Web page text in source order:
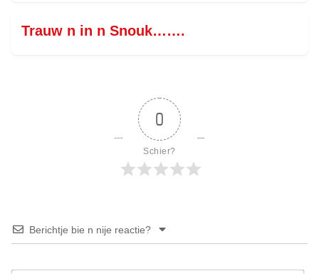
Trauw n in n Snouk…….
0
Schier?
Berichtje bie n nije reactie?